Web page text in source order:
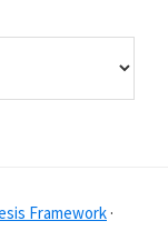
Framework ·